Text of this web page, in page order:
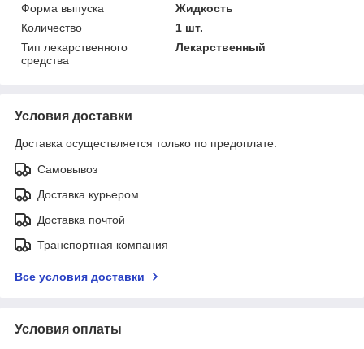
Форма выпуска
Жидкость
Количество
1 шт.
Тип лекарственного
средства
Лекарственный
Условия доставки
Доставка осуществляется только по предоплате.
Самовывоз
Доставка курьером
Доставка почтой
Транспортная компания
Все условия доставки
Условия оплаты